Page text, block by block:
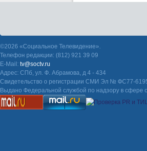
©2026 «Социальное Телевидение».
Телефон редакции: (812) 921 39 09
E-Mail: tv@soctv.ru
Адрес: СПб, ул. Ф. Абрамова, д 4 - 434
Свидетельство о регистрации СМИ Эл № ФС77-
Выдано Федеральной службой по надзору в сфере